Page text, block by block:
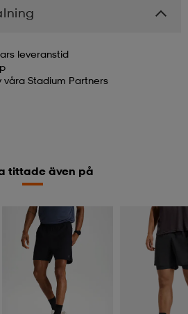
leveranstid
våra Stadium Partners
tittade även på